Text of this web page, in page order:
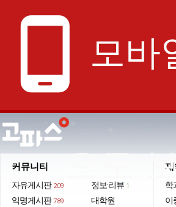
phone_android 모바
으로
커뮤니티
자유게시판 209
익명게시판 789
정보·리뷰 1
대학원
재
학
이